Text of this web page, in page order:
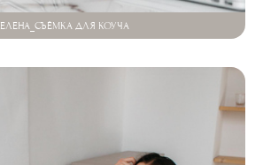
ЕЛЕНА_СЪЁМКА ДЛЯ КОУЧА